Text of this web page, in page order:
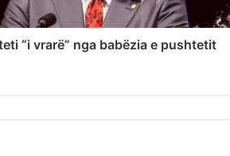
“i vrarë” nga babëzia e pushtetit